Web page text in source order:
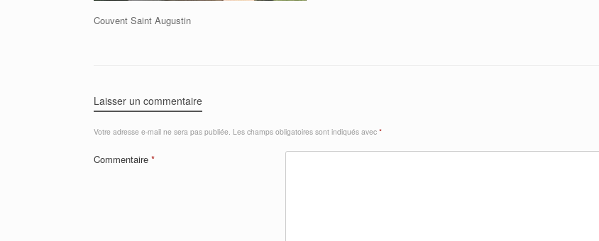
Couvent Saint Augustin
Laisser un commentaire
Votre adresse e-mail ne sera pas publiée. Les champs obligatoires sont indiqués avec *
Commentaire *